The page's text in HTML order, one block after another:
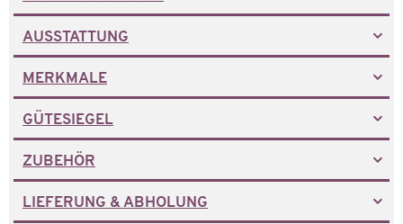
AUSSTATTUNG
MERKMALE
GÜTESIEGEL
ZUBEHÖR
LIEFERUNG & ABHOLUNG